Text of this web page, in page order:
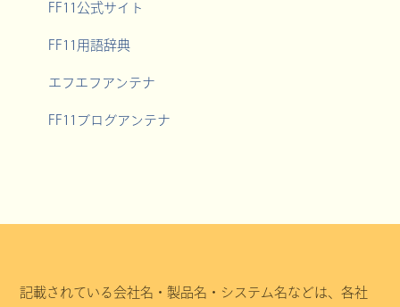
FF11公式サイト
FF11用語辞典
エフエフアンテナ
FF11ブログアンテナ
記載されている会社名・製品名・システム名などは、各社